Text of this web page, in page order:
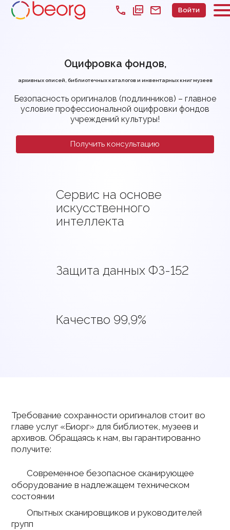
call picture_as_pdf mail Войти
Оцифровка фондов,
архивных описей, библиотечных каталогови инвентарных книг музеев
Безопасность оригиналов (подлинников) – главное
условие профессиональной оцифровки фондов
учреждений культуры!
Получить консультацию
Сервис на основе
искусственного
интеллекта
Защита данных ФЗ-152
Качество 99,9%
Требование сохранности оригиналов стоит во
главе услуг «Биорг» для библиотек, музеев и
архивов. Обращаясь к нам, вы гарантированно
получите:
Современное безопасное сканирующее
оборудование в надлежащем техническом
состоянии
Опытных сканировщиков и руководителей
групп